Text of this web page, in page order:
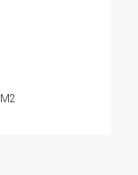
M2